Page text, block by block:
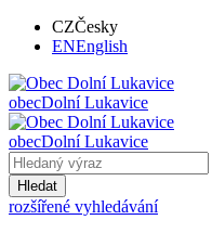
CZČesky
ENEnglish
obecDolní Lukavice
obecDolní Lukavice
Hledat
rozšířené vyhledávání